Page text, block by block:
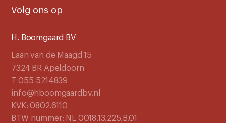
Volg ons op
H. Boomgaard BV
Laan van de Maagd 15
7324 BR Apeldoorn
T 055-5214839
info@hboomgaardbv.nl
KVK: 0802.6110
BTW nummer: NL 0018.13.225.B.01